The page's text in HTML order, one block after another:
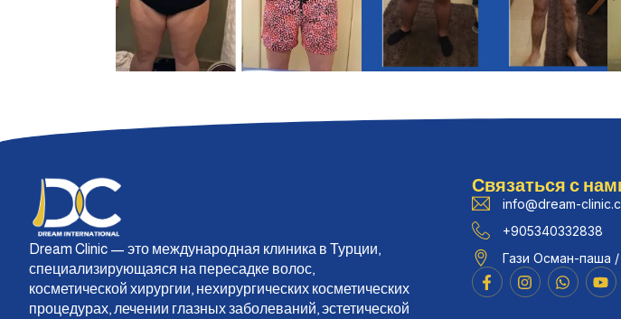
Dream Clinic — это международная клиника в Турции,
специализирующаяся на пересадке волос,
косметической хирургии, нехирургических косметических
процедурах, лечении глазных заболеваний, эстетической
Связаться с
info@dream-
+905340332838
Гази Осман-паша